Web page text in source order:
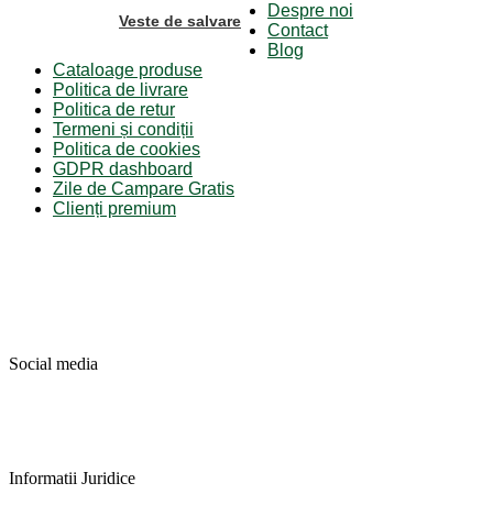
Veste de salvare
Despre noi
Contact
Blog
Cataloage produse
Politica de livrare
Politica de retur
Termeni și condiții
Politica de cookies
GDPR dashboard
Zile de Campare Gratis
Clienți premium
Social media
Informatii Juridice